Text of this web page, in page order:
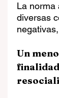
La norma
diversas
Un